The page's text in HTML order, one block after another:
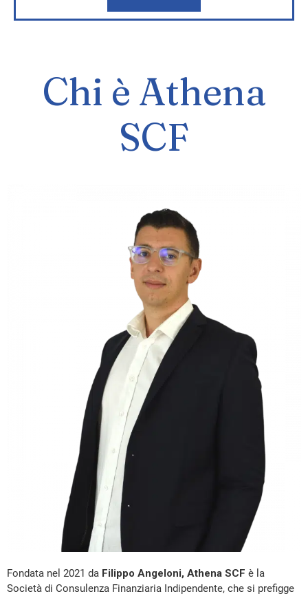
Chi è Athena
SCF
Fondata nel 2021 da Filippo Angeloni, Athena SCF è la
Società di Consulenza Finanziaria Indipendente, che si prefigge